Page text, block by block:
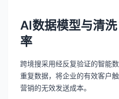
AI数据模型与清
率
跨境搜采用经反复验证的智能
重复数据，将企业的有效客户
营销的无效发送成本。